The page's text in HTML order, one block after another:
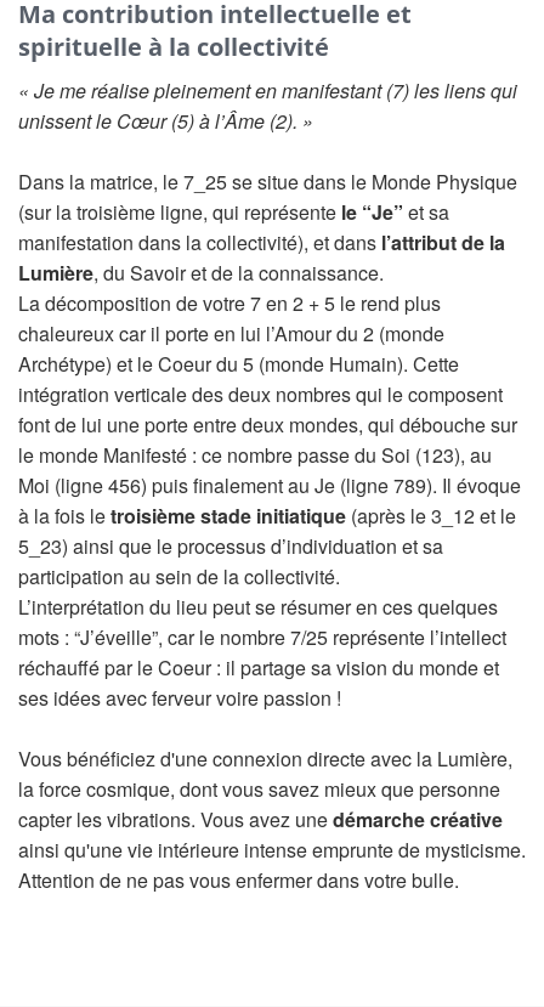
Ma contribution intellectuelle et
spirituelle à la collectivité
« Je me réalise pleinement en manifestant (7) les liens qui
unissent le Cœur (5) à l’Âme (2). »
Dans la matrice, le 7_25 se situe dans le Monde Physique
(sur la troisième ligne, qui représente le “Je” et sa
manifestation dans la collectivité), et dans l’attribut de la
Lumière, du Savoir et de la connaissance.
La décomposition de votre 7 en 2 + 5 le rend plus
chaleureux car il porte en lui l’Amour du 2 (monde
Archétype) et le Coeur du 5 (monde Humain). Cette
intégration verticale des deux nombres qui le composent
font de lui une porte entre deux mondes, qui débouche sur
le monde Manifesté : ce nombre passe du Soi (123), au
Moi (ligne 456) puis finalement au Je (ligne 789). Il évoque
à la fois letroisième stade initiatique (après le 3_12 et le
5_23) ainsi que le processus d’individuation et sa
participation au sein de la collectivité.
L’interprétation du lieu peut se résumer en ces quelques
mots : “J’éveille”, car le nombre 7/25 représente l’intellect
réchauffé par le Coeur : il partage sa vision du monde et
ses idées avec ferveur voire passion !
Vous bénéficiez d'une connexion directe avec la Lumière,
la force cosmique, dont vous savez mieux que personne
capter les vibrations. Vous avez unedémarche créative
ainsi qu'une vie intérieure intense emprunte de mysticisme.
Attention de ne pas vous enfermer dans votre bulle.